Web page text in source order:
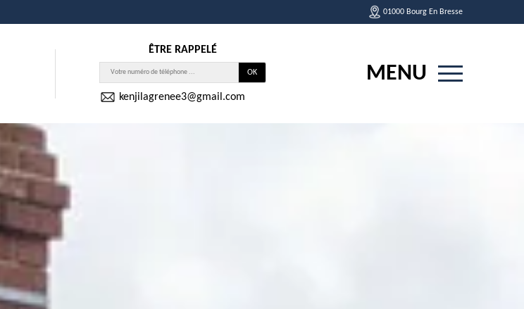
01000 Bourg En Bresse
ÊTRE RAPPELÉ
kenjilagrenee3@gmail.com
MENU